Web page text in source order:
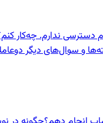
دسترسی ندارم. چه‌کار
و سوال‌های دیگر